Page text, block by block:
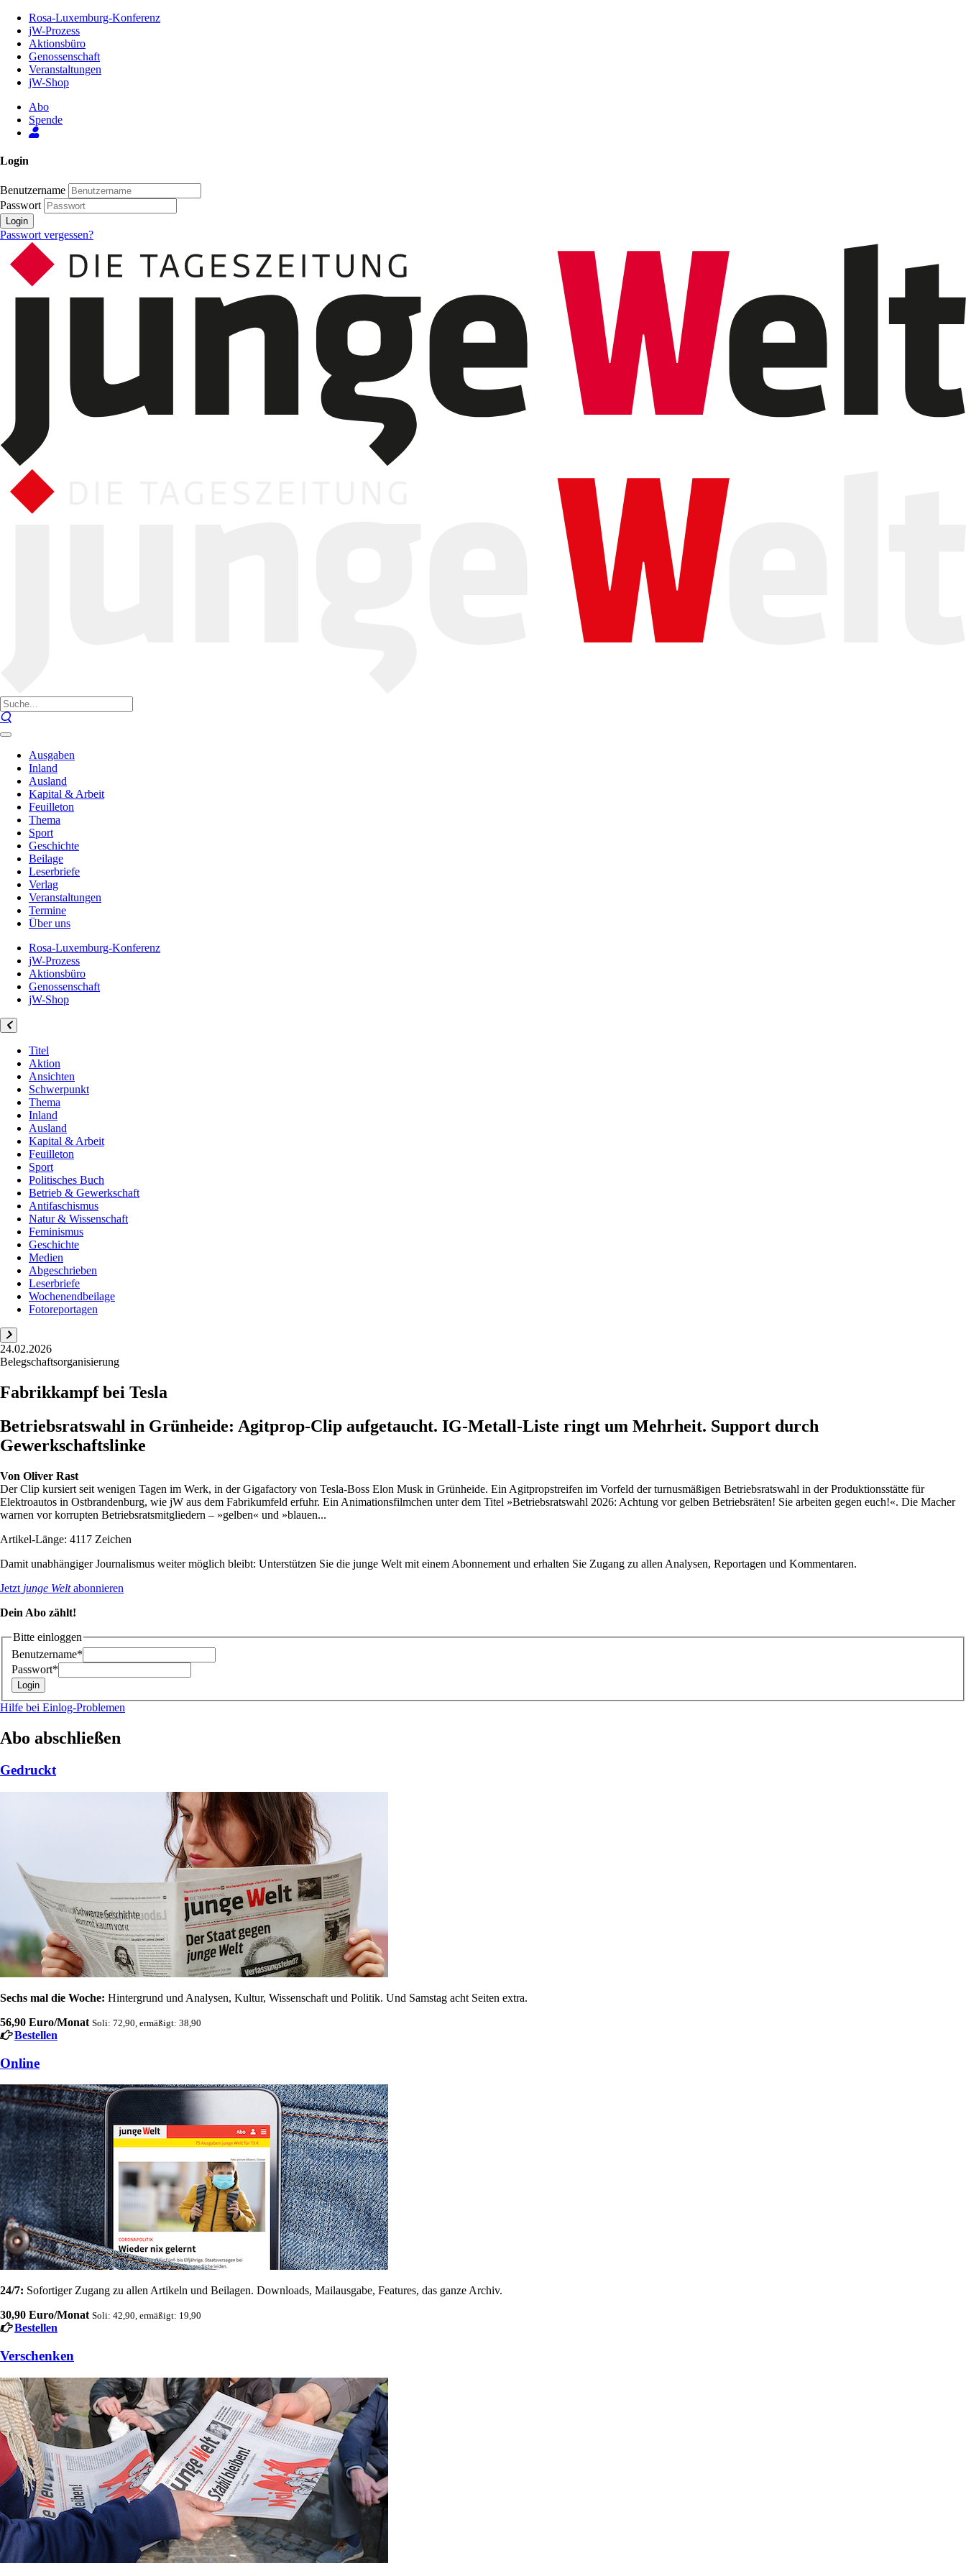
Inhalt
Seite
Rosa-Luxemburg-Konferenz
jW-Prozess
Aktionsbüro
Genossenschaft
Veranstaltungen
jW-Shop
Abo
Spende
Login
Benutzername
Passwort
Login
Passwort vergessen?
Ausgaben
Inland
Ausland
Kapital & Arbeit
Feuilleton
Thema
Sport
Geschichte
Beilage
Leserbriefe
Verlag
Veranstaltungen
Termine
Über uns
Rosa-Luxemburg-Konferenz
jW-Prozess
Aktionsbüro
Genossenschaft
jW-Shop
Titel
Aktion
Ansichten
Schwerpunkt
Thema
Inland
Ausland
Kapital & Arbeit
Feuilleton
Sport
Politisches Buch
Betrieb & Gewerkschaft
Antifaschismus
Natur & Wissenschaft
Feminismus
Geschichte
Medien
Abgeschrieben
Leserbriefe
Wochenendbeilage
Fotoreportagen
24.02.2026
Belegschaftsorganisierung
Fabrikkampf bei Tesla
Betriebsratswahl in Grünheide: Agitprop-Clip aufgetaucht. IG-Metall-Liste ringt um Mehrheit. Support durch
Gewerkschaftslinke
Von Oliver Rast
Der Clip kursiert seit wenigen Tagen im Werk, in der Gigafactory von Tesla-Boss Elon Musk in Grünheide. Ein Agitpropstreifen im Vorfeld der turnusmäßigen Betriebsratswahl in der Produktionsstätte für
Elektroautos in Ostbrandenburg, wie jW aus dem Fabrikumfeld erfuhr. Ein Animationsfilmchen unter dem Titel »Betriebsratswahl 2026: Achtung vor gelben Betriebsräten! Sie arbeiten gegen euch!«. Die Macher
warnen vor korrupten Betriebsratsmitgliedern – »gelben« und »blauen...
Artikel-Länge: 4117 Zeichen
Damit unabhängiger Journalismus weiter möglich bleibt: Unterstützen Sie die junge Welt mit einem Abonnement und erhalten Sie Zugang zu allen Analysen, Reportagen und Kommentaren.
Jetzt junge Weltabonnieren
Dein Abo zählt!
Bitte einloggen
Benutzername*
Passwort*
Hilfe bei Einlog-Problemen
Abo abschließen
Gedruckt
Sechs mal die Woche: Hintergrund und Analysen, Kultur, Wissenschaft und Politik. Und Samstag acht Seiten extra.
56,90 Euro/Monat Soli: 72,90, ermäßigt: 38,90
Bestellen
Online
24/7: Sofortiger Zugang zu allen Artikeln und Beilagen. Downloads, Mailausgabe, Features, das ganze Archiv.
30,90 Euro/Monat Soli: 42,90, ermäßigt: 19,90
Bestellen
Verschenken